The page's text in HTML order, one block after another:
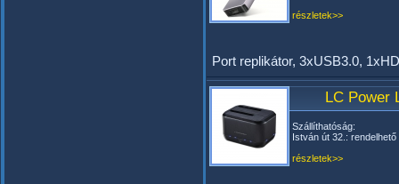
részletek>>
Port replikátor, 3xUSB3.0,
LC Power
Szállíthatóság:
István út 32.: rendelhető
részletek>>